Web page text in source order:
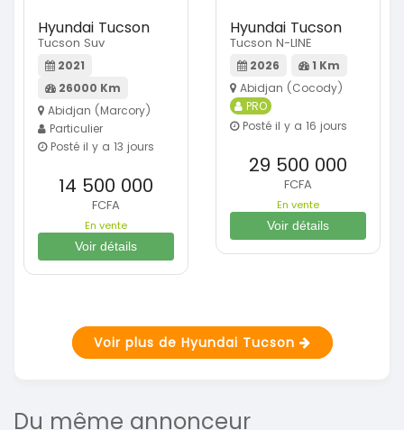
Hyundai Tucson
Tucson Suv
2021
26000 Km
Abidjan (Marcory)
Particulier
Posté il y a 13 jours
14 500 000
FCFA
En vente
Voir détails
Hyundai Tucson
Tucson N-LINE
2026
1 Km
Abidjan (Cocody)
PRO
Posté il y a 16 jours
29 500 000
FCFA
En vente
Voir détails
Voir plus de Hyundai Tucson
Du même annonceur